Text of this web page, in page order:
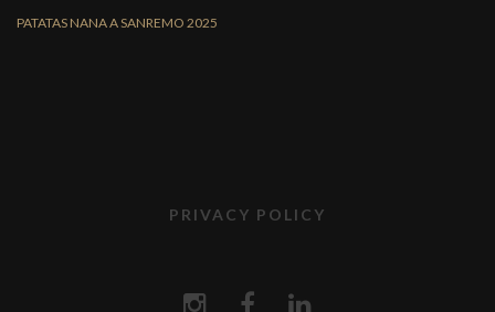
PATATAS NANA A SANREMO 2025
PRIVACY POLICY